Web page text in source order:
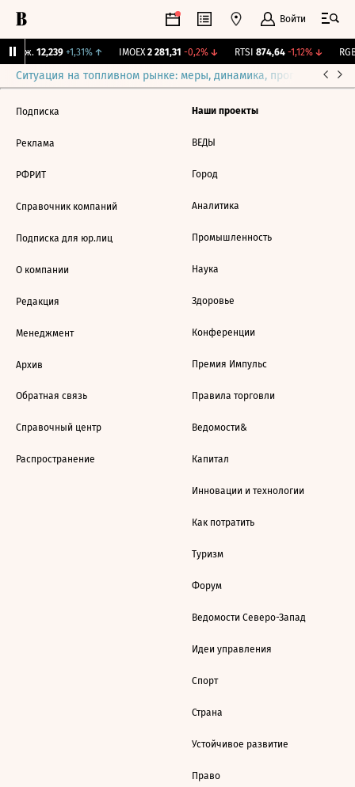
Войти
Бирж. 12,239 +1,31%↑ IMOEX 2 281,31 -0,2%↓ RTSI 874,64 -1,12%↓ RGBI
Ситуация на топливном рынке: меры, динамика, прогнозы
Подписка
Реклама
РФРИТ
Справочник компаний
Подписка для юр.лиц
О компании
Редакция
Менеджмент
Архив
Обратная связь
Справочный центр
Распространение
Наши проекты
ВЕДЫ
Город
Аналитика
Промышленность
Наука
Здоровье
Конференции
Премия Импульс
Правила торговли
Ведомости&
Капитал
Инновации и технологии
Как потратить
Туризм
Форум
Ведомости Северо-Запад
Идеи управления
Спорт
Страна
Устойчивое развитие
Право